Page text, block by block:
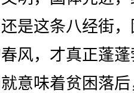
是这条八经街
风，才真正蓬
意味着贫困落